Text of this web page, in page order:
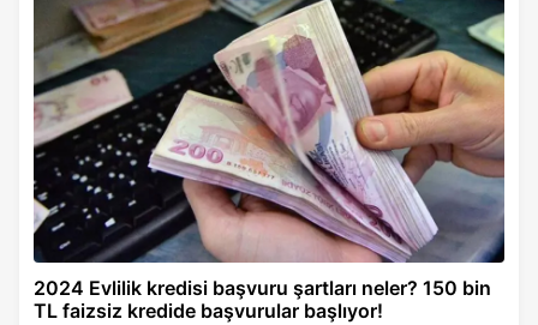
2024 Evlilik kredisi başvuru şartları neler? 150 bin
TL faizsiz kredide başvurular başlıyor!